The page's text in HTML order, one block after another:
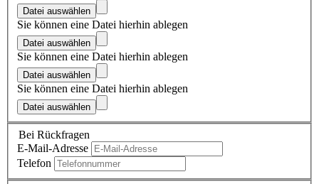
Datei auswählen
Sie können eine Datei hierhin ablegen
Datei auswählen
Sie können eine Datei hierhin ablegen
Datei auswählen
Sie können eine Datei hierhin ablegen
Datei auswählen
Bei Rückfragen
E-Mail-Adresse
Telefon